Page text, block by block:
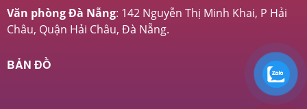
Văn phòng Đà Nẵng: 142 Nguyễn Thị Minh Khai, P Hải
Châu, Quận Hải Châu, Đà Nẵng.
BẢN ĐỒ